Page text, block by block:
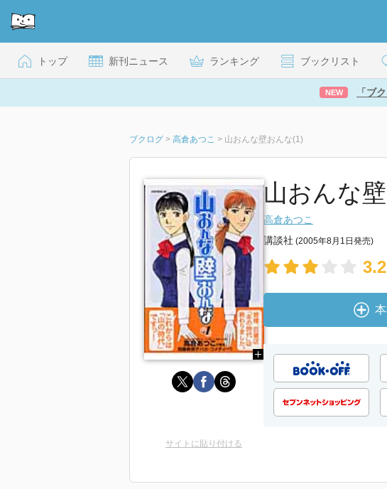
トップ 新刊ニュース ランキング ブックリスト
NEW 「ブ
ブクログ > 高倉あつこ > 山おんな壁おんな(1)
山おんな
高倉あつこ
講談社 (2005年8月1日発売)
サイトに貼り付ける